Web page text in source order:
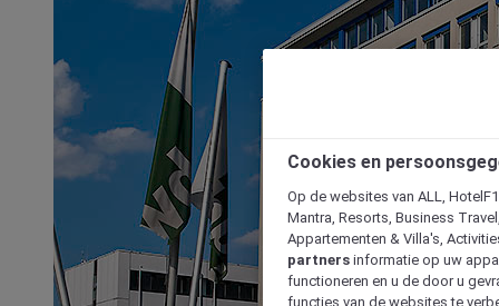
Cookies en
Op de websites van ALL,
Mantra, Resorts, Business
Appartementen & Villa's,
partners informatie op uw
functioneren en u de door u
functies van de websites te